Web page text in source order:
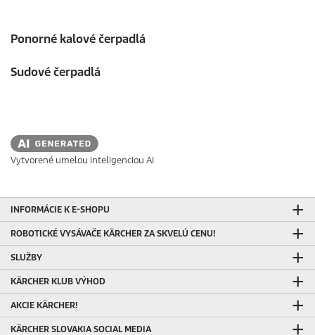
Ponorné kalové čerpadlá
Sudové čerpadlá
Vytvorené umelou inteligenciou AI
INFORMÁCIE K E-SHOPU
ROBOTICKÉ VYSÁVAČE KÄRCHER ZA SKVELÚ CENU!
SLUŽBY
KÄRCHER KLUB VÝHOD
AKCIE KÄRCHER!
KÄRCHER SLOVAKIA SOCIAL MEDIA